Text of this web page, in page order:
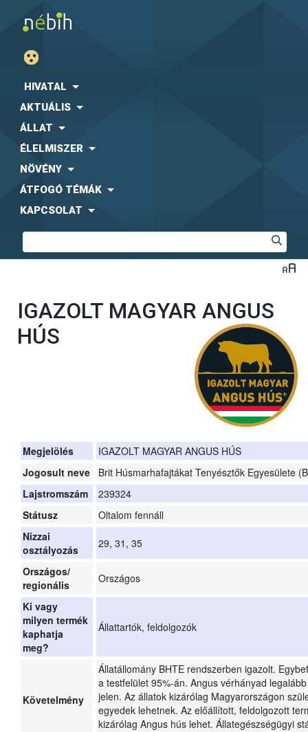
HIVATAL
AKTUÁLIS
ÁLLAT
ÉLELMISZER
NÖVÉNY
ÁTFOGÓ TÉMÁK
KAPCSOLAT
IGAZOLT MAGYAR ANGUS
HÚS
Megjelölés
IGAZOLT MAGYAR ANGUS HÚS
Jogosult neve
Brit Húsmarhafajtákat Tenyésztők Egyesülete
Lajstromszám
239324
Státusz
Oltalom fennáll
Nizzai
osztályozás
29, 31, 35
Országos/
regionális
Országos
Ki vagy
milyen termék
kaphatja
meg?
Állattartók, feldolgozók
Követelmény
Állatállomány BHTE rendszerben igazolt.
a testfelület 95%-án. Angus vérhányad
jelen. Az állatok kizárólag Magyarországon
egyedek lehetnek. Az előállított, feldolgozott
kizárólag Angus hús lehet. Állategészségügyi